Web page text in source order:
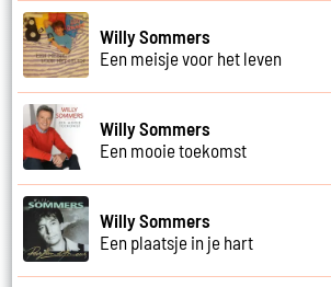
Willy Sommers
Een meisje voor het leven
Willy Sommers
Een mooie toekomst
Willy Sommers
Een plaatsje in je hart